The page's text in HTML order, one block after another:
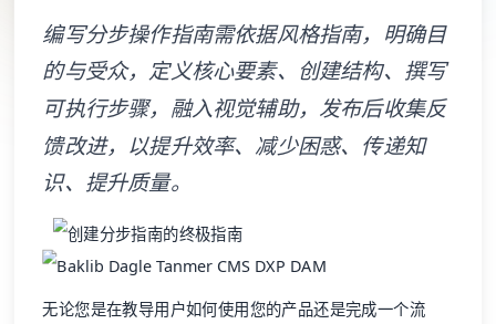
编写分步操作指南需依据风格指南，明确目
的与受众，定义核心要素、创建结构、撰写
可执行步骤，融入视觉辅助，发布后收集反
馈改进，以提升效率、减少困惑、传递知
识、提升质量。
无论您是在教导用户如何使用您的产品还是完成一个流